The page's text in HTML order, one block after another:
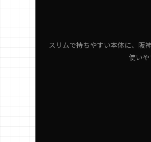
スリムで持ちやすい本体に、阪
使いや